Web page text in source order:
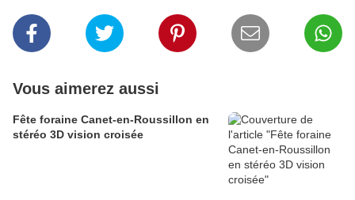
Vous aimerez aussi
Fête foraine Canet-en-Roussillon en
stéréo 3D vision croisée